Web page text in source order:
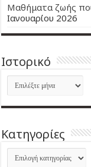
Μαθήματα ζωής
Ιανουαρίου 2026
Ιστορικό
Ιστορικό
Kατηγορίες
Kατηγορίες